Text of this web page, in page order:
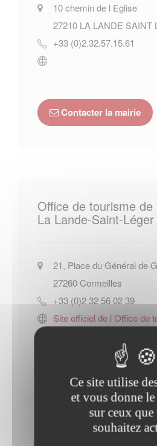
10 chemin de l Eglise
27210 LA LANDE SAINT
+33 (0)2.32.57.15.61
Contacter la mairie
Office de tourisme de
La Lande-Saint-Léger
21, Place du Général de
27260Cormeilles
+33 (0)2 32 56 02 39
Site officiel de l Office de
Contacter l'office de
Ce site utilise
et vous donne
sur ceux
souhaitez